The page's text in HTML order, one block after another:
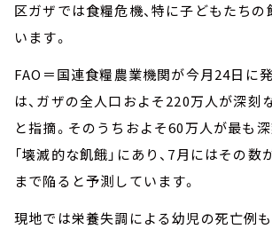
区ガザでは食糧危機、特に子どもたち
います。
FAO＝国連食糧農業機関が今月24日に
は、ガザの全人口およそ220万人が深刻
と指摘。そのうちおよそ60万人が最も
「壊滅的な飢餓」にあり、7月にはその
まで陥ると予測しています。
現地では栄養失調による幼児の死亡例も